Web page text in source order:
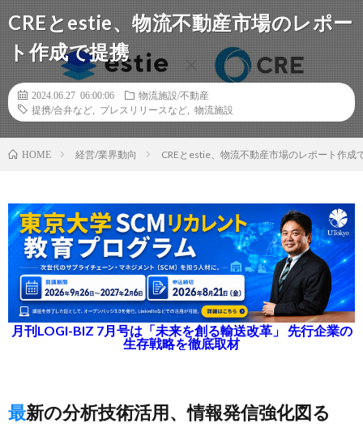
CREとestie、物流不動産市場のレポー
ト作成で提携
2024.06.27 06:00:06
物流施設/不動産
提携/合弁など
プレスリリースなど 物流施設
HOME 経営/業界動向 CREとestie、物流不動産市場のレポート作成
月刊LOGI-BIZ 7月号は「未来を創る輸送改革」 先行企業の
生存戦略を徹底取材
最新の分析技術活用、情報発信強化図る